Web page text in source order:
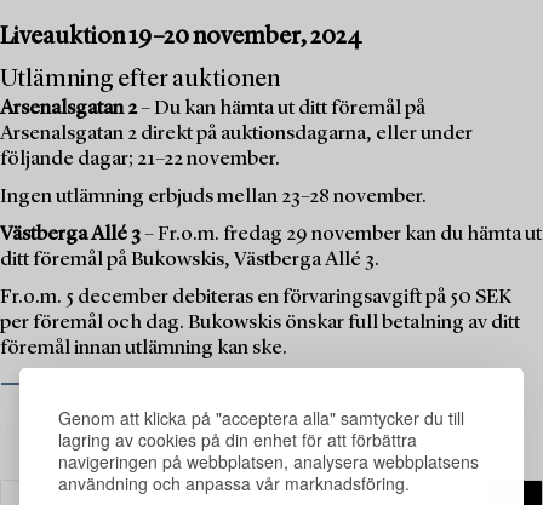
Genom att klicka på "acceptera alla" samtycker du till
lagring av cookies på din enhet för att förbättra
navigeringen på webbplatsen, analysera webbplatsens
användning och anpassa vår marknadsföring.
Liveauktion 19–20 november, 2024
Utlämning efter auktionen
Arsenalsgatan 2– Du kan hämta ut ditt föremål på
Arsenalsgatan 2 direkt på auktionsdagarna, eller under
följande dagar; 21–22 november.
Ingen utlämning erbjuds mellan 23–28 november.
Västberga Allé 3– Fr.o.m. fredag 29 november kan du hämta ut
ditt föremål på Bukowskis, Västberga Allé 3.
Fr.o.m. 5 december debiteras en förvaringsavgift på 50 SEK
per föremål och dag. Bukowskis önskar full betalning av ditt
föremål innan utlämning kan ske.
⟶ Se öppettider